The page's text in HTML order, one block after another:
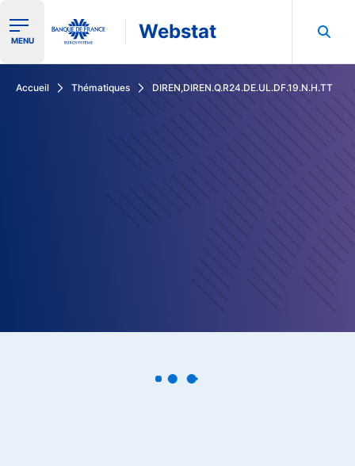
Ouvrir le menu de navigation
MENU Webstat
Accueil Thématiques DIREN,DIREN.Q.R24.DE.UL.DF.19.N.H.TT